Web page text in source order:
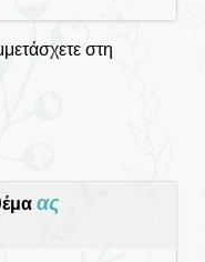
στη
ας